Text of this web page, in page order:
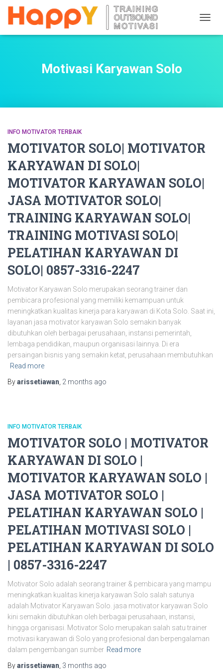
Motivasi Karyawan Solo
INFO MOTIVATOR TERBAIK
MOTIVATOR SOLO| MOTIVATOR
KARYAWAN DI SOLO|
MOTIVATOR KARYAWAN SOLO|
JASA MOTIVATOR SOLO|
TRAINING KARYAWAN SOLO|
TRAINING MOTIVASI SOLO|
PELATIHAN KARYAWAN DI
SOLO| 0857-3316-2247
Motivator Karyawan Solo merupakan seorang trainer dan
pembicara profesional yang memiliki kemampuan untuk
meningkatkan kualitas kinerja para karyawan di Kota Solo. Saat ini,
layanan jasa motivator karyawan Solo semakin banyak
dibutuhkan oleh berbagai perusahaan, instansi pemerintah,
lembaga pendidikan, maupun organisasi lainnya. Di era
persaingan bisnis yang semakin ketat, perusahaan membutuhkan
Read more
Byarissetiawan 2 months ago
INFO MOTIVATOR TERBAIK
MOTIVATOR SOLO | MOTIVATOR
KARYAWAN DI SOLO |
MOTIVATOR KARYAWAN SOLO |
JASA MOTIVATOR SOLO |
PELATIHAN KARYAWAN SOLO |
PELATIHAN MOTIVASI SOLO |
PELATIHAN KARYAWAN DI SOLO
| 0857-3316-2247
Motivator Solo adalah seorang trainer & pembicara yang mampu
meningkatkan kualitas kinerja karyawan Solo salah satunya
adalah Motivator Karyawan Solo. jasa motivator karyawan Solo
kini semakin dibutuhkan oleh berbagai perusahaan, instansi,
hingga organisasi. Motivator Solo merupakan salah satu trainer
motivasi karyawan di Solo yang profesional dan berpengalaman
dalam pengembangan sumber Read more
Byarissetiawan 3 months ago